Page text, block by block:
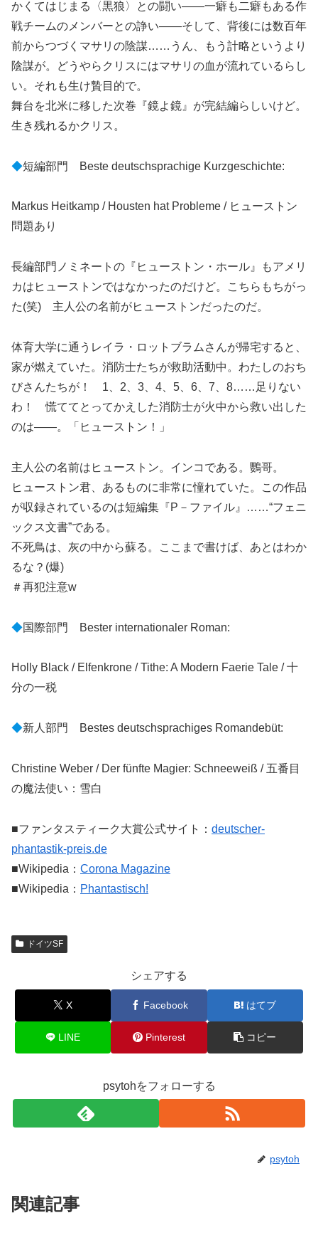
かくてはじまる〈黒狼〉との闘い――一癖も二癖もある作
戦チームのメンバーとの諍い――そして、背後には数百年
前からつづくマサリの陰謀……うん、もう計略というより
陰謀が。どうやらクリスにはマサリの血が流れているらし
い。それも生け贄目的で。
舞台を北米に移した次巻『鏡よ鏡』が完結編らしいけど。
生き残れるかクリス。
◆短編部門 Beste deutschsprachige Kurzgeschichte:
Markus Heitkamp / Housten hat Probleme / ヒューストン
問題あり
長編部門ノミネートの『ヒューストン・ホール』もアメリ
カはヒューストンではなかったのだけど。こちらもちがっ
た(笑) 主人公の名前がヒューストンだったのだ。
体育大学に通うレイラ・ロットブラムさんが帰宅すると、
家が燃えていた。消防士たちが救助活動中。わたしのおち
びさんたちが！ 1、2、3、4、5、6、7、8……足りない
わ！ 慌ててとってかえした消防士が火中から救い出した
のは――。「ヒューストン！」
主人公の名前はヒューストン。インコである。鸚哥。
ヒューストン君、あるものに非常に憧れていた。この作品
が収録されているのは短編集『P－ファイル』……“フェニ
ックス文書”である。
不死鳥は、灰の中から蘇る。ここまで書けば、あとはわか
るな？(爆)
＃再犯注意w
◆国際部門 Bester internationaler Roman:
Holly Black / Elfenkrone / Tithe: A Modern Faerie Tale / 十
分の一税
◆新人部門 Bestes deutschsprachiges Romandebüt:
Christine Weber / Der fünfte Magier: Schneeweiß / 五番目
の魔法使い：雪白
■ファンタスティーク大賞公式サイト： deutscher-
phantastik-preis.de
■Wikipedia： Corona Magazine
■Wikipedia： Phantastisch!
ドイツSF
シェアする
X Facebook はてブ
LINE Pinterest コピー
psytohをフォローする
psytoh
関連記事